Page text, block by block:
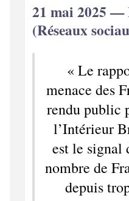
21 mai 2025 —
(Réseaux
« Le
menace des
rendu public
l’Intérieur
est le signal
nombre de
depuis